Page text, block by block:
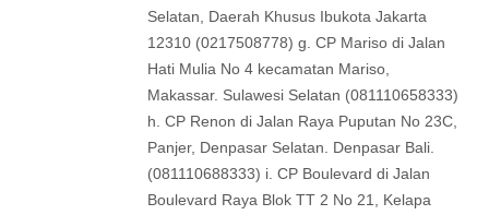
Selatan, Daerah Khusus Ibukota Jakarta
12310 (0217508778) g. CP Mariso di Jalan
Hati Mulia No 4 kecamatan Mariso,
Makassar. Sulawesi Selatan (081110658333)
h. CP Renon di Jalan Raya Puputan No 23C,
Panjer, Denpasar Selatan. Denpasar Bali.
(081110688333) i. CP Boulevard di Jalan
Boulevard Raya Blok TT 2 No 21, Kelapa